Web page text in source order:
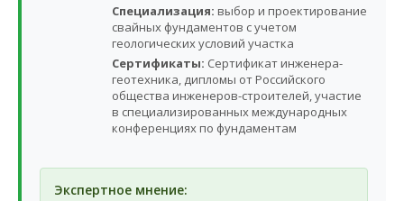
Специализация: выбор и проектирование
свайных фундаментов с учетом
геологических условий участка
Сертификаты: Сертификат инженера-
геотехника, дипломы от Российского
общества инженеров-строителей, участие
в специализированных международных
конференциях по фундаментам
Экспертное мнение: